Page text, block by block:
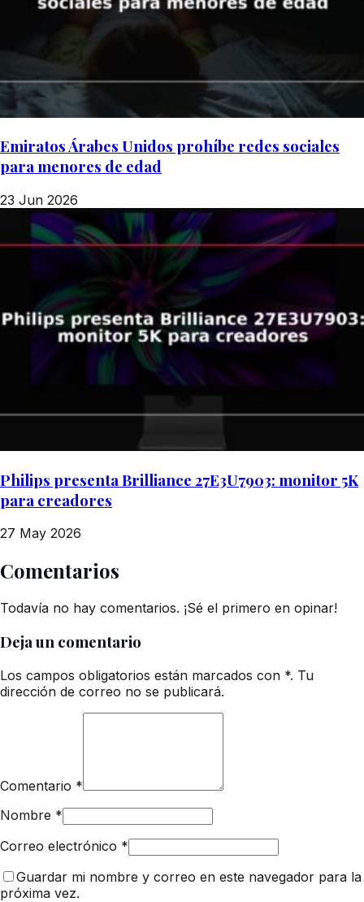
Emiratos Árabes Unidos prohíbe redes sociales
para menores de edad
23 Jun 2026
Philips presenta Brilliance 27E3U7903: monitor 5K
para creadores
27 May 2026
Comentarios
Todavía no hay comentarios. ¡Sé el primero en opinar!
Deja un comentario
Los campos obligatorios están marcados con *. Tu
dirección de correo no se publicará.
Comentario *
Nombre *
Correo electrónico *
Guardar mi nombre y correo en este navegador para la
próxima vez.